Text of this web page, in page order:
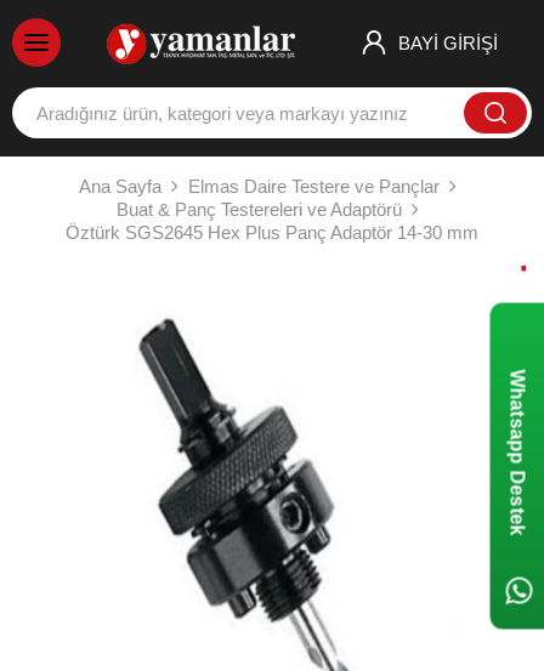
BAYİ GİRİŞİ
Ana Sayfa
Elmas Daire Testere ve Pançlar
Buat & Panç Testereleri ve Adaptörü
Öztürk SGS2645 Hex Plus Panç Adaptör 14-30 mm
Whatsapp Destek